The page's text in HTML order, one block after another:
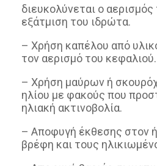
διευκολύνεται ο
εξάτμιση του ιδρώτα.
– Χρήση καπέλου από
τον αερισμό του κεφαλιού.
– Χρήση μαύρων ή
ηλίου με φακούς που
ηλιακή ακτινοβολία.
– Αποφυγή έκθεσης στον
βρέφη και τους